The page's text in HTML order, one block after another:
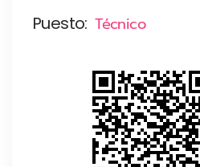
Puesto: Técnico